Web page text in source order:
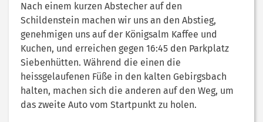
Nach einem kurzen Abstecher auf den
Schildenstein machen wir uns an den Abstieg,
genehmigen uns auf der Königsalm Kaffee und
Kuchen, und erreichen gegen 16:45 den Parkplatz
Siebenhütten. Während die einen die
heissgelaufenen Füße in den kalten Gebirgsbach
halten, machen sich die anderen auf den Weg, um
das zweite Auto vom Startpunkt zu holen.